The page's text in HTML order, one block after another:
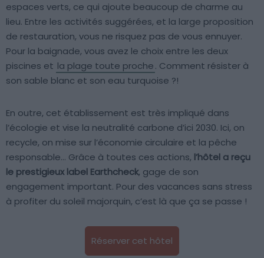
espaces verts, ce qui ajoute beaucoup de charme au
lieu. Entre les activités suggérées, et la large proposition
de restauration, vous ne risquez pas de vous ennuyer.
Pour la baignade, vous avez le choix entre les deux
piscines et la plage toute proche. Comment résister à
son sable blanc et son eau turquoise ?!
En outre, cet établissement est très impliqué dans
l’écologie et vise la neutralité carbone d’ici 2030. Ici, on
recycle, on mise sur l’économie circulaire et la pêche
responsable… Grâce à toutes ces actions, l’hôtel a reçu
le prestigieux label Earthcheck, gage de son
engagement important. Pour des vacances sans stress
à profiter du soleil majorquin, c’est là que ça se passe !
Réserver cet hôtel